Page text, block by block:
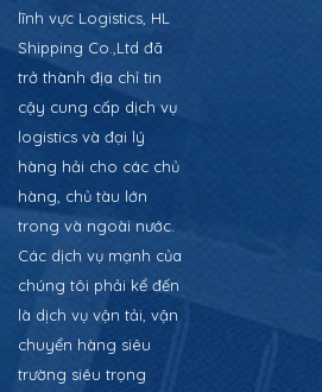
lĩnh vực Logistics, HL
Shipping Co.,Ltd đã
trở thành địa chỉ tin
cậy cung cấp dịch vụ
logistics và đại lý
hàng hải cho các chủ
hàng, chủ tàu lớn
trong và ngoài nước.
Các dịch vụ mạnh của
chúng tôi phải kể đến
là dịch vụ vận tải, vận
chuyển hàng siêu
trường siêu trọng